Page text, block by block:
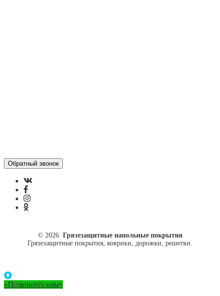
© 2026 Грязезащитные напольные покрытия
Грязезащитные покрытия, коврики, дорожки, решетки.
«Позвонить нам»